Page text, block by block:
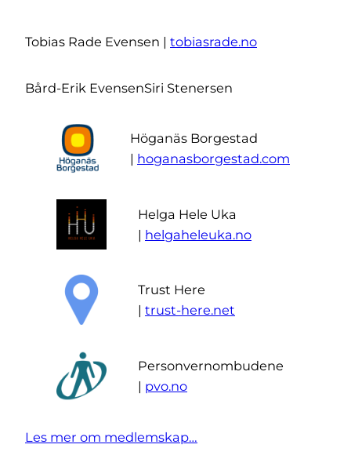
Tobias Rade Evensen | tobiasrade.no
Bård-Erik EvensenSiri Stenersen
Höganäs Borgestad
| hoganasborgestad.com
Helga Hele Uka
| helgaheleuka.no
Trust Here
| trust-here.net
Personvernombudene
| pvo.no
Les mer om medlemskap…